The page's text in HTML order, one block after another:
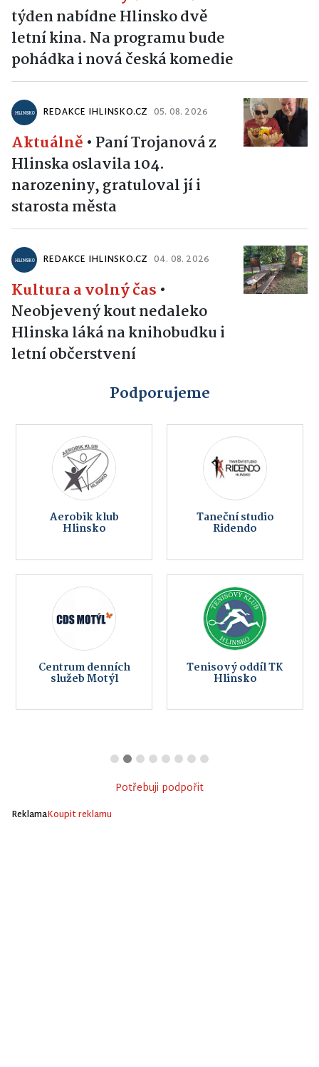
týden nabídne Hlinsko dvě
letní kina. Na programu bude
pohádka i nová česká komedie
REDAKCE IHLINSKO.CZ 05. 08. 2026
Aktuálně • Paní Trojanová z
Hlinska oslavila 104.
narozeniny, gratuloval jí i
starosta města
REDAKCE IHLINSKO.CZ 04. 08. 2026
Kultura a volný čas •
Neobjevený kout nedaleko
Hlinska láká na knihobudku i
letní občerstvení
Podporujeme
Aerobik klub
Hlinsko
Taneční studio
Ridendo
Centrum denních
služeb Motýl
Tenisový oddíl TK
Hlinsko
Potřebuji podpořit
ReklamaKoupit reklamu